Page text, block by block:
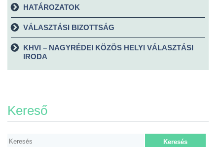
HATÁROZATOK
VÁLASZTÁSI BIZOTTSÁG
KHVI – NAGYRÉDEI KÖZÖS HELYI VÁLASZTÁSI
IRODA
Kereső